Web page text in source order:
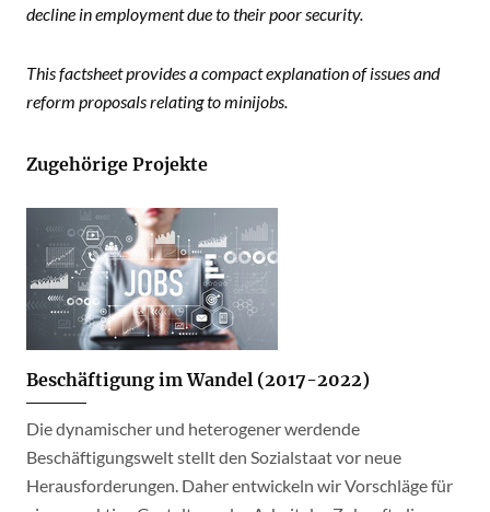
decline in employment due to their poor security.
This factsheet provides a compact explanation of issues and
reform proposals relating to minijobs.
Zugehörige Projekte
Beschäftigung im Wandel (2017-2022)
Die dynamischer und heterogener werdende
Beschäftigungswelt stellt den Sozialstaat vor neue
Herausforderungen. Daher entwickeln wir Vorschläge für